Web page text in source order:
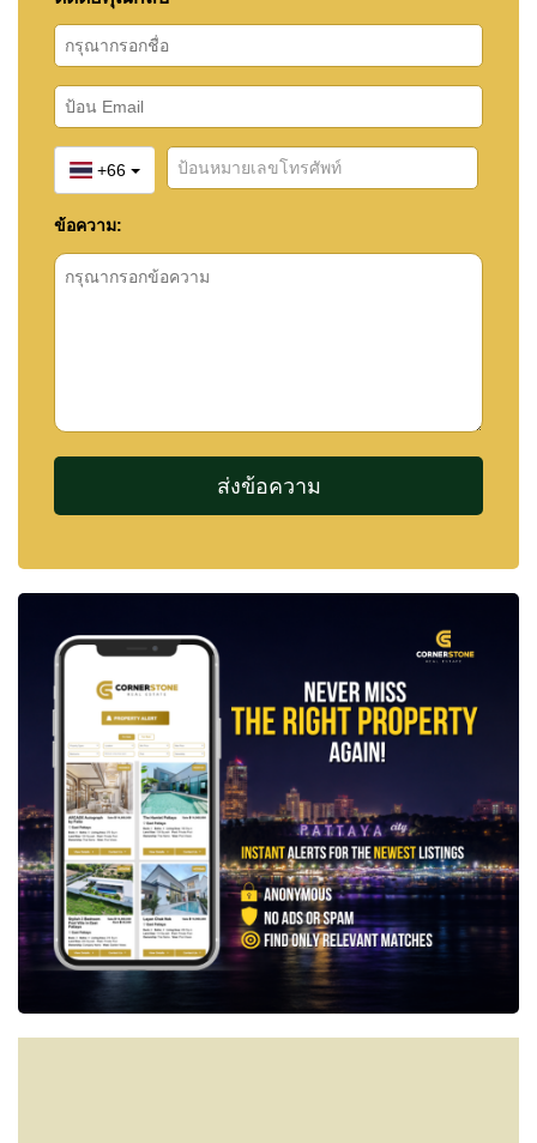
+66
ข้อความ: